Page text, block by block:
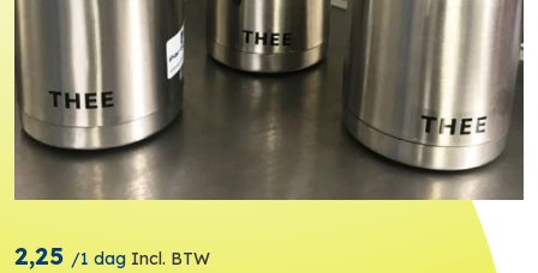
2,25 /1 dag Incl. BTW